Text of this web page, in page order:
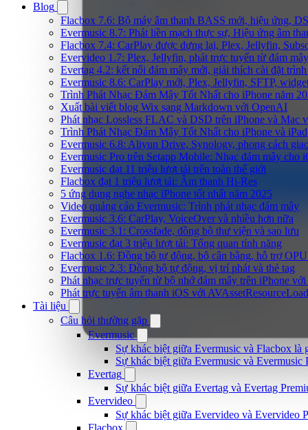
Blog
Flacbox 7.6: Bộ máy âm thanh BASS mới, hiệu ứng,
Evermusic 8.7: Phát liền mạch thực sự, Hiệu ứng âm
Flacbox 7.4: CarPlay được dựng lại, Plex, Jellyfin,
Evervideo 1.7: Plex, Jellyfin, phát trực tuyến từ đám
Evertag 4.2: kết nối đám mây mới, giải thích cài đặt
Evermusic 8.6: CarPlay mới, Plex, Jellyfin, SFTP,
Trình Phát Nhạc Đám Mây Tốt Nhất cho iPhone năm
Xuất bài viết blog Wix sang Markdown với OpenAI
Phát nhạc Lossless FLAC và DSD trên iPhone và Mac
Trình Phát Nhạc Đám Mây Tốt Nhất cho iPhone và iPad
Evermusic 6.8: Aliyun Drive, Synology, phong cách
Evermusic Pro trên Setapp Mobile: Nhạc đám mây cho
Evermusic đạt 11 triệu lượt tải trên toàn thế giới
Flacbox đạt 1 triệu lượt tải: Âm thanh Hi-Res
5 ứng dụng nghe nhạc iPhone tốt nhất năm 2025
Video quảng cáo Evermusic: Trình phát nhạc đám mây
Evermusic 3.6: CarPlay, VoiceOver và nhiều hơn nữa
Evermusic 3.1: Crossfade, đồng bộ thư viện và sao lưu
Evermusic đạt 3 triệu lượt tải: Tổng quan tính năng
Flacbox 1.6: Đồng bộ tự động, bộ cân bằng, hỗ trợ
Evermusic 2.3: Đồng bộ tự động, vị trí phát và thẻ tag
Phát nhạc trực tuyến từ bộ nhớ đám mây trên iPhone
Phát trực tuyến âm thanh iOS với
Tài liệu
Câu hỏi thường gặp
Evermusic
Sự khác biệt giữa Evermusic và Flacbox là
Sự khác biệt giữa Evermusic và Evermusic
Evertag
Sự khác biệt giữa Evertag và Evertag
Evervideo
Sự khác biệt giữa Evervideo và Evervideo
Flacbox